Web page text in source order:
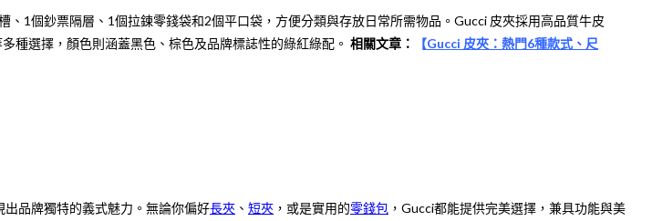
1個鈔票隔層、1個拉鍊零錢袋和2個平口袋，方便分類與存放日常所需物品。Gucci 皮夾採用高品質牛皮
種選擇，顏色則涵蓋黑色、棕色及品牌標誌性的綠紅綠配。 相關文章： 【Gucci 皮夾：熱門6種款式、尺
出品牌獨特的義式魅力。無論你偏好長夾 、 短夾 ，或是實用的零錢包 ，Gucci都能提供完美選擇，兼具功能與美